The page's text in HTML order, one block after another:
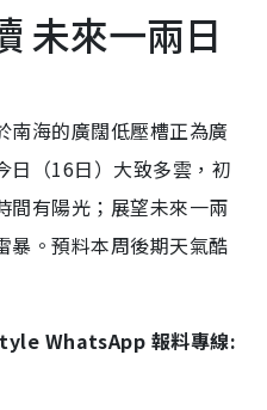
未來一兩日
南海的廣闊低壓槽正為廣
日（16日）大致多雲，初
間有陽光；展望未來一兩
暴。預料本周後期天氣酷
WhatsApp 報料專線: